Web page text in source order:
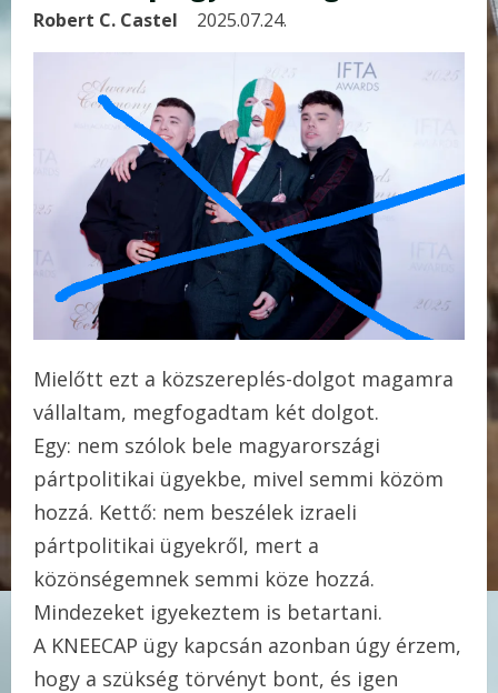
Robert C. Castel 2025.07.24.
Mielőtt ezt a közszereplés-dolgot magamra
vállaltam, megfogadtam két dolgot.
Egy: nem szólok bele magyarországi
pártpolitikai ügyekbe, mivel semmi közöm
hozzá. Kettő: nem beszélek izraeli
pártpolitikai ügyekről, mert a
közönségemnek semmi köze hozzá.
Mindezeket igyekeztem is betartani.
A KNEECAP ügy kapcsán azonban úgy érzem,
hogy a szükség törvényt bont, és igen